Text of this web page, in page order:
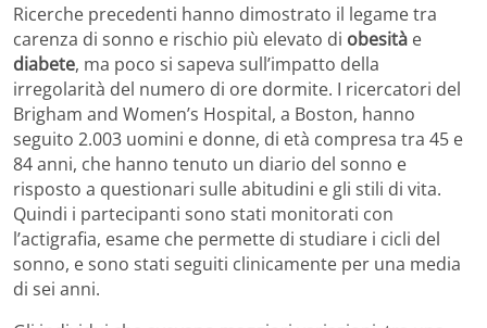
Ricerche precedenti hanno dimostrato il legame tra
carenza di sonno e rischio più elevato di obesità e
diabete, ma poco si sapeva sull’impatto della
irregolarità del numero di ore dormite. I ricercatori del
Brigham and Women’s Hospital, a Boston, hanno
seguito 2.003 uomini e donne, di età compresa tra 45 e
84 anni, che hanno tenuto un diario del sonno e
risposto a questionari sulle abitudini e gli stili di vita.
Quindi i partecipanti sono stati monitorati con
l’actigrafia, esame che permette di studiare i cicli del
sonno, e sono stati seguiti clinicamente per una media
di sei anni.